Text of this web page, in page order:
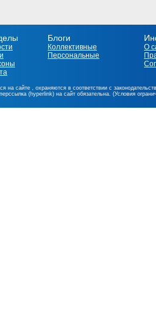
Блоги
Коллективные
Персональные
О
на сайте , охраняются в соответствии с
(hyperlink) на сайт обязательна. (Условия